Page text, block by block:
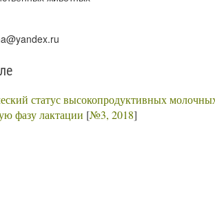
статус высокопродуктивных
фазу лактации [№3, 2018]